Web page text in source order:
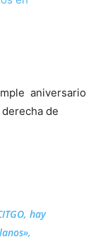
aniversario
de
hay